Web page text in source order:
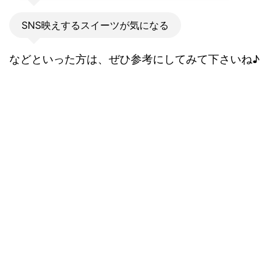
SNS映えするスイーツが気になる
などといった方は、ぜひ参考にしてみて下さいね♪